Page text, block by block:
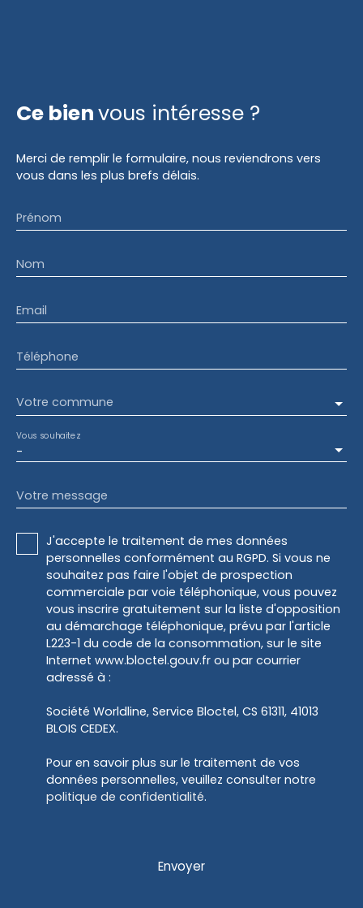
Ce bienvous intéresse ?
Merci de remplir le formulaire, nous reviendrons vers
vous dans les plus brefs délais.
Prénom
Nom
Email
Téléphone
Votre commune
-
Vous souhaitez
Votre message
J'accepte le traitement de mes données
personnelles conformément au RGPD. Si vous ne
souhaitez pas faire l'objet de prospection
commerciale par voie téléphonique, vous pouvez
vous inscrire gratuitement sur la liste d'opposition
au démarchage téléphonique, prévu par l'article
L223-1 du code de la consommation, sur le site
Internet www.bloctel.gouv.fr ou par courrier
adressé à :
Société Worldline, Service Bloctel, CS 61311, 41013
BLOIS CEDEX.
Pour en savoir plus sur le traitement de vos
données personnelles, veuillez consulter notre
politique de confidentialité.
Envoyer